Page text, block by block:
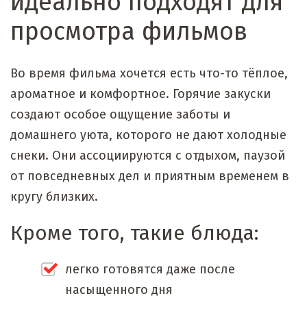
просмотра фильмов
Во время фильма хочется есть что-то тёплое,
ароматное и комфортное. Горячие закуски
создают особое ощущение заботы и
домашнего уюта, которого не дают холодные
снеки. Они ассоциируются с отдыхом, паузой
от повседневных дел и приятным временем в
кругу близких.
Кроме того, такие блюда:
легко готовятся даже после
насыщенного дня